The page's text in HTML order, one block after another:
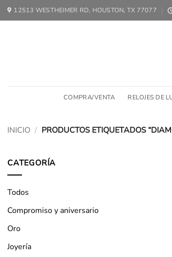
12513 WESTHEIMER RD, HOUSTON, TX 77077
COMPRA/VENTA RELOJES DE
INICIO / PRODUCTOS ETIQUETADOS
CATEGORÍA
Todos
Compromiso y aniversario
Oro
Joyería